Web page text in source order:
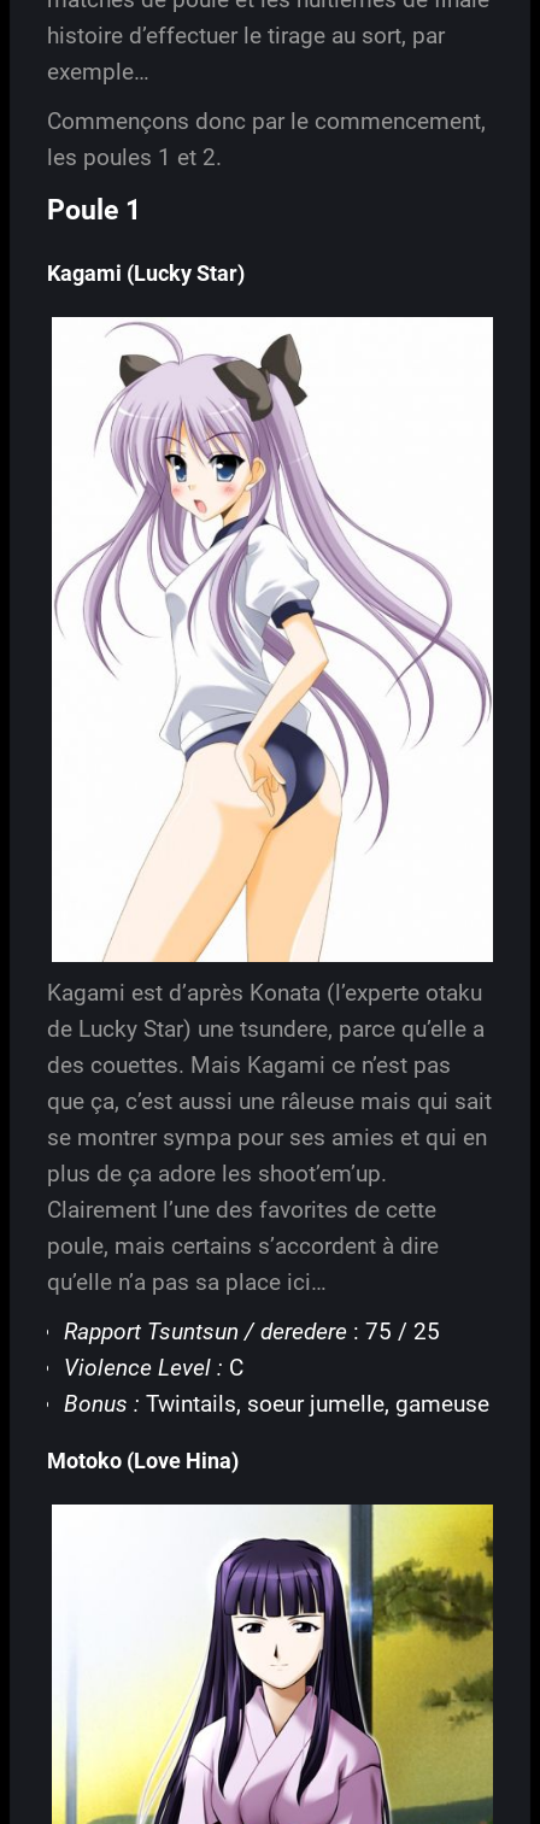
histoire d’effectuer le tirage au sort, par
exemple…
Commençons donc par le commencement,
les poules 1 et 2.
Poule 1
Kagami (Lucky Star)
Kagami est d’après Konata (l’experte otaku
de Lucky Star) une tsundere, parce qu’elle a
des couettes. Mais Kagami ce n’est pas
que ça, c’est aussi une râleuse mais qui sait
se montrer sympa pour ses amies et qui en
plus de ça adore les shoot’em’up.
Clairement l’une des favorites de cette
poule, mais certains s’accordent à dire
qu’elle n’a pas sa place ici…
Rapport Tsuntsun / deredere: 75 / 25
Violence Level : C
Bonus : Twintails, soeur jumelle, gameuse
Motoko (Love Hina)